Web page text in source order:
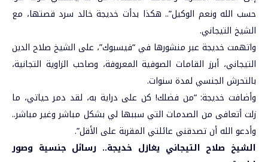
حسب الله ونعم الوكيل”.. هكذا بدأت خديجة خالد سرد قصتها، مع
الشيخ التيجاني.
واتهمت خديجة عبر منشورها في “فيسبوك”، على الشيخ صلاح الدين
التيجاني، أبرز القامات الصوفية المعروفة، وصاحب الزاوية التجانية،
بالتحرش الجنسي لمدة سنوات.
وأضافت خديجة: “من فضلك! كن على دراية به، لقد دمر حياتي، ما
زلت أتعافى من الصدمات التي سببها لي بشكل مباشر وغير مباشر..
وأدعو الله أن تصدقني عائلتي المقربة على الأقل”.
الشيخ صلاح التيجاني يغازل خديجة.. رسائل جنسية وصور